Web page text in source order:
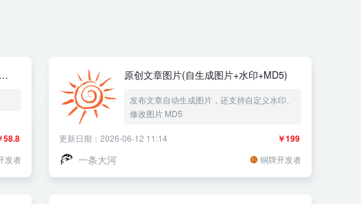
58.8
发者
原创文章图片(自生成图片+水印+MD5)
发布文章自动生成图片，还支持自定义水印、
修改图片 MD5
￥199
更新日期：2026-06-12 11:14
一条大河 铜牌开发者